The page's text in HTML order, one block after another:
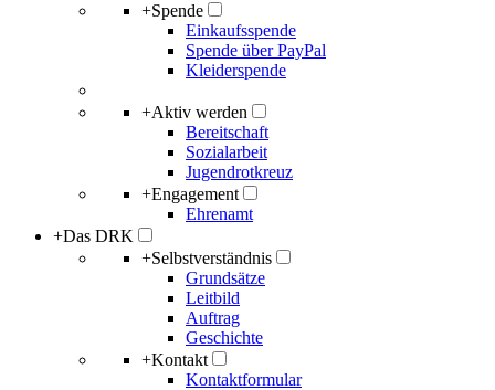
+Spende
Einkaufsspende
Spende über PayPal
Kleiderspende
+Aktiv werden
Bereitschaft
Sozialarbeit
Jugendrotkreuz
+Engagement
Ehrenamt
+Das DRK
+Selbstverständnis
Grundsätze
Leitbild
Auftrag
Geschichte
+Kontakt
Kontaktformular